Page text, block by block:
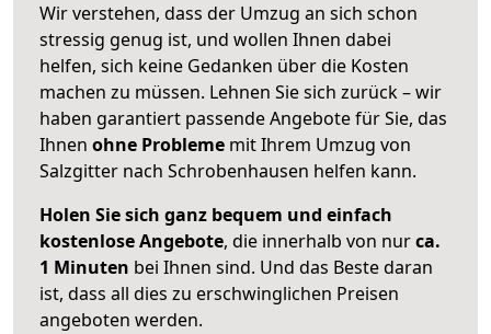
Wir verstehen, dass der Umzug an sich schon
stressig genug ist, und wollen Ihnen dabei
helfen, sich keine Gedanken über die Kosten
machen zu müssen. Lehnen Sie sich zurück – wir
haben garantiert passende Angebote für Sie, das
Ihnen ohne Probleme mit Ihrem Umzug von
Salzgitter nach Schrobenhausen helfen kann.
Holen Sie sich ganz bequem und einfach
kostenlose Angebote, die innerhalb von nurca.
1 Minuten bei Ihnen sind. Und das Beste daran
ist, dass all dies zu erschwinglichen Preisen
angeboten werden.